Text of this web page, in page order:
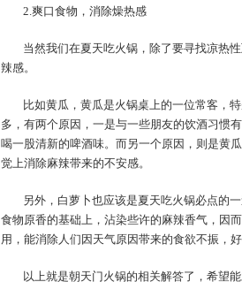
2.爽口食物，消除燥热感
当然我们在夏天吃火锅，除了要寻找凉热
辣感。
比如黄瓜，黄瓜是火锅桌上的一位常客，
多，有两个原因，一是与一些朋友的饮酒习惯
喝一股清新的啤酒味。而另一个原因，则是黄
觉上消除麻辣带来的不安感。
另外，白萝卜也应该是夏天吃火锅必点的
食物原香的基础上，沾染些许的麻辣香气，因
用，能消除人们因天气原因带来的食欲不振，好
以上就是朝天门火锅的相关解答了，希望